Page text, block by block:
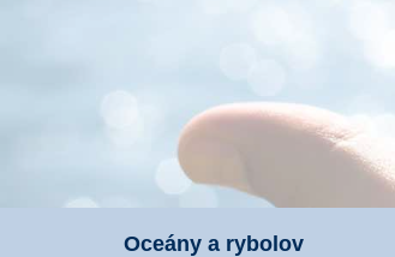
Oceány a rybolov